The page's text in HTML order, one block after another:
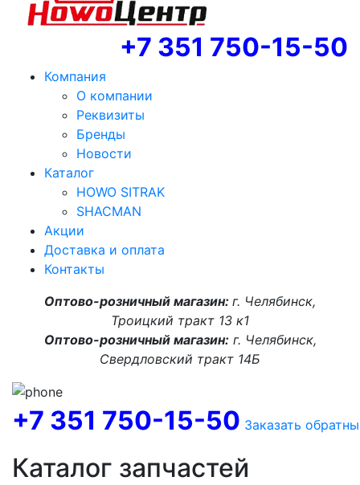
+7 351 750-15-50
Компания
О компании
Реквизиты
Бренды
Новости
Каталог
HOWO SITRAK
SHACMAN
Акции
Доставка и оплата
Контакты
Оптово-розничный магазин: г. Челябинск,
Троицкий тракт 13 к1
Оптово-розничный магазин:г. Челябинск,
Свердловский тракт 14Б
+7 351 750-15-50 Заказать
Каталог запчастей